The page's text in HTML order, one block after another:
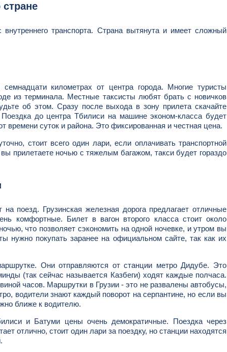
стране
транспорта. Страна вытянута и имеет сложный
километрах от центра города. Многие туристы
из терминала. Местные таксисты любят брать с новичков
об этом. Сразу после выхода в зону прилета скачайте
до центра Тбилиси на машине эконом-класса будет
времени суток и района. Это фиксированная и честная цена.
стоит всего один лари, если оплачивать транспортной
прилетаете ночью с тяжелым багажом, такси будет гораздо
поезд. Грузинская железная дорога предлагает отличные
комфортные. Билет в вагон второго класса стоит около
что позволяет сэкономить на одной ночевке, и утром вы
покупать заранее на официальном сайте, так как их
Они отправляются от станции метро Дидубе. Это
(так сейчас называется Казбеги) ходят каждые полчаса.
часов. Маршрутки в Грузии - это не развалены автобусы,
водители знают каждый поворот на серпантине, но если вы
ближе к водителю.
и Батуми цены очень демократичные. Поездка через
отлично, стоит один лари за поездку, но станции находятся